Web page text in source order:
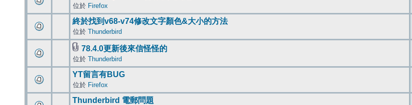
位於 Firefox
終於找到v68-v74修改文字顏色&大小的方法
位於 Thunderbird
78.4.0更新後來信怪怪的
位於 Thunderbird
YT留言有BUG
位於 Firefox
Thunderbird 電郵問題